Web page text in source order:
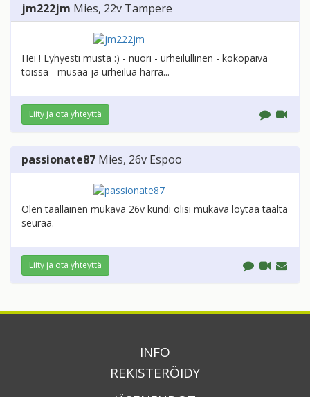
jm222jm Mies, 22v Tampere
Hei ! Lyhyesti musta :) - nuori - urheilullinen - kokopäivä
töissä - musaa ja urheilua harra...
Liity ja ota yhteyttä
passionate87 Mies, 26v Espoo
Olen täälläinen mukava 26v kundi olisi mukava löytää täältä
seuraa.
Liity ja ota yhteyttä
INFO
REKISTERÖIDY